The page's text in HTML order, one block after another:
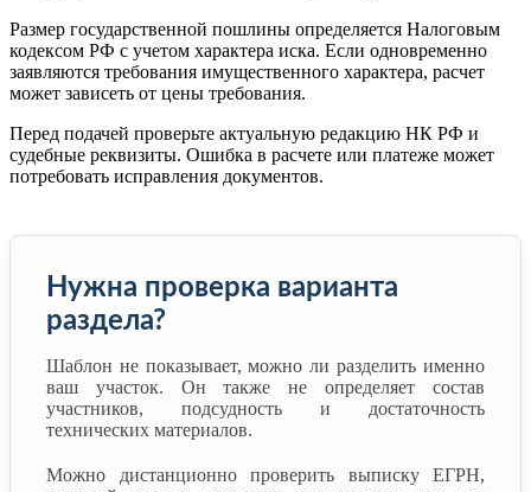
Размер государственной пошлины определяется Налоговым
кодексом РФ с учетом характера иска. Если одновременно
заявляются требования имущественного характера, расчет
может зависеть от цены требования.
Перед подачей проверьте актуальную редакцию НК РФ и
судебные реквизиты. Ошибка в расчете или платеже может
потребовать исправления документов.
Нужна проверка варианта
раздела?
Шаблон не показывает, можно ли разделить именно
ваш участок. Он также не определяет состав
участников, подсудность и достаточность
технических материалов.
Можно дистанционно проверить выписку ЕГРН,